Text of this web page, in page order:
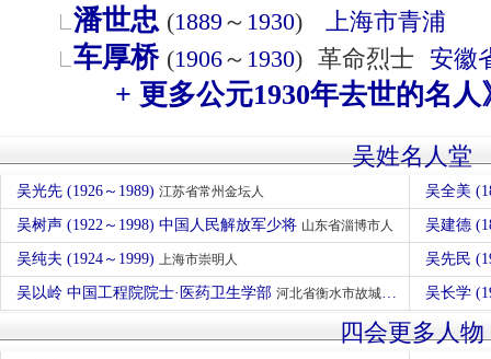
潘世忠 (1889 ～ 1930) 上海市青浦
车厚桥 (1906～ 1930) 革命烈士 安徽
+ 更多公元1930年去世的名人
吴姓名人堂
吴光先 (1926～1989) 江苏省常州金坛人 吴全美
吴树声 (1922～1998) 中国人民解放军少将 山东省淄博市人 吴建德
吴纯夫 (1924～1999) 上海市崇明人 吴先民
吴以岭 中国工程院院士·医药卫生学部 河北省衡水市故城县人 吴长学
四会更多人物